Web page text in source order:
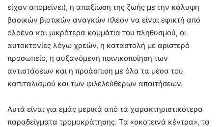
είχαν απομείνει), η απαξίωση της ζωής με την κάλυψη
βασικών βιοτικών αναγκών πλέον να είναι εφικτή από
ολοένα και μικρότερα κομμάτια του πληθυσμού, οι
αυτοκτονίες λόγω χρεών, η καταστολή με αριστερό
προσωπείο, η αυξανόμενη ποινικοποίηση των
αντιστάσεων και η προάσπιση με όλα τα μέσα του
καπιταλισμού και των φιλελεύθερων απαιτήσεων.
Αυτά είναι για εμάς μερικά από τα χαρακτηριστικότερα
παραδείγματα τρομοκράτησης. Τα «σκοτεινά κέντρα», τα